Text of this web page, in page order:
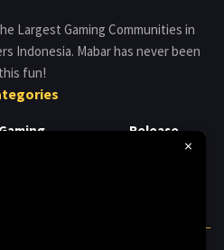
Largest Gaming Communities in
Indonesia. Mabar has never been
this fun!
Release
×